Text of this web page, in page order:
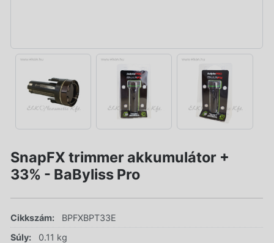
SnapFX trimmer akkumulátor +
33% - BaByliss Pro
Cikkszám:
BPFXBPT33E
Súly:
0.11 kg